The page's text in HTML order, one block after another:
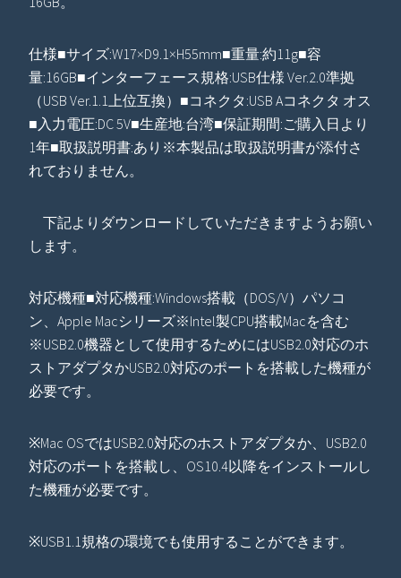
仕様■サイズ:W17×D9.1×H55mm■重量:約11g■容
量:16GB■インターフェース規格:USB仕様 Ver.2.0準拠
（USB Ver.1.1上位互換）■コネクタ:USB Aコネクタ オス
■入力電圧:DC 5V■生産地:台湾■保証期間:ご購入日より
1年■取扱説明書:あり※本製品は取扱説明書が添付さ
れておりません。
下記よりダウンロードしていただきますようお願い
します。
対応機種■対応機種:Windows搭載（DOS/V）パソコ
ン、Apple Macシリーズ※Intel製CPU搭載Macを含む
※USB2.0機器として使用するためにはUSB2.0対応のホ
ストアダプタかUSB2.0対応のポートを搭載した機種が
必要です。
※Mac OSではUSB2.0対応のホストアダプタか、USB2.0
対応のポートを搭載し、OS10.4以降をインストールし
た機種が必要です。
※USB1.1規格の環境でも使用することができます。